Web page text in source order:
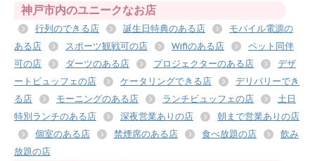
神戸市内のユニークなお店
行列のできる店 誕生日特典のある店
モバイル電源の
ある店
スポーツ観戦可の店 Wifiのある店
ペット同伴
可の店
ダーツのある店 プロジェクターのある店
デザ
ートビュッフェの店
ケータリングできる店
デリバリーでき
る店
モーニングのある店 ランチビュッフェの店
土日
特別ランチのある店
深夜営業ありの店
朝まで営業ありの店
個室のある店
禁煙席のある店 食べ放題の店
飲み
放題の店